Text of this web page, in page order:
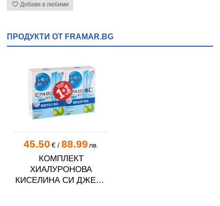
Добави в любими
ПРОДУКТИ ОТ FRAMAR.BG
45.50 €/ 88.99 лв.
КОМПЛЕКТ
ХИАЛУРОНОВА
КИСЕЛИНА СИ ДЖЕЛИ